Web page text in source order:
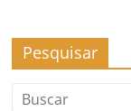
Pesquisar